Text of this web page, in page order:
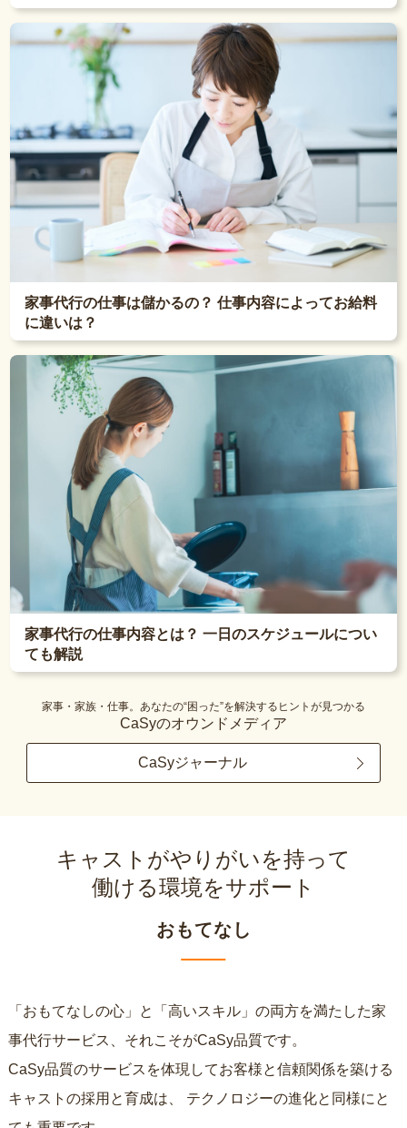
家事代行の仕事は儲かるの？ 仕事内容によってお給料
に違いは？
家事代行の仕事内容とは？ 一日のスケジュールについ
ても解説
家事・家族・仕事。あなたの“困った”を解決するヒントが見つかる
CaSyのオウンドメディア
CaSyジャーナル
キャストがやりがいを持って
働ける環境をサポート
おもてなし
「おもてなしの心」と「高いスキル」の両方を満たした家
事代行サービス、それこそがCaSy品質です。
CaSy品質のサービスを体現してお客様と信頼関係を築ける
キャストの採用と育成は、